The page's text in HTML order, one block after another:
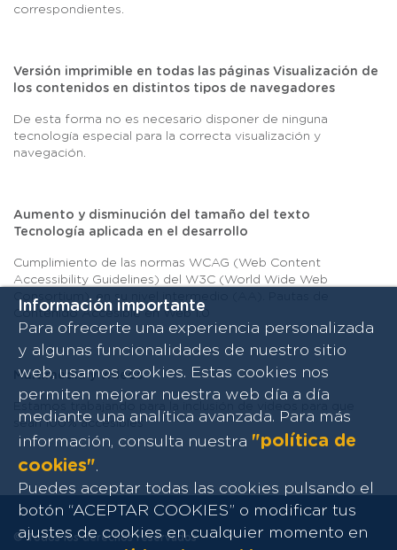
Información importante
Para ofrecerte una experiencia personalizada
y algunas funcionalidades de nuestro sitio
web, usamos cookies. Estas cookies nos
permiten mejorar nuestra web día a día
mediante una analítica avanzada. Para más
información, consulta nuestra "política de
cookies".
Puedes aceptar todas las cookies pulsando el
botón “ACEPTAR COOKIES” o modificar tus
ajustes de cookies en cualquier momento en
correspondientes.
Versión imprimible en todas las páginas Visualización de
los contenidos en distintos tipos de navegadores
De esta forma no es necesario disponer de ninguna
tecnología especial para la correcta visualización y
navegación.
Aumento y disminución del tamaño del texto
Tecnología aplicada en el desarrollo
Cumplimiento de las normas WCAG (Web Content
Accessibility Guidelines) del W3C (World Wide Web
Consortium), en su nivel intermedio (AA). Pautas de
Contenido Accesible en Web 1.0
Multimedia y videos
sean 100% accesibles
© Todos los derechos reservados